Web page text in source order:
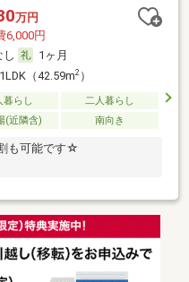
万円
6,000円
し
1ヶ月
（42.59m2）
暮らし
二人暮らし
(近隣含) 南向き
も可能です☆